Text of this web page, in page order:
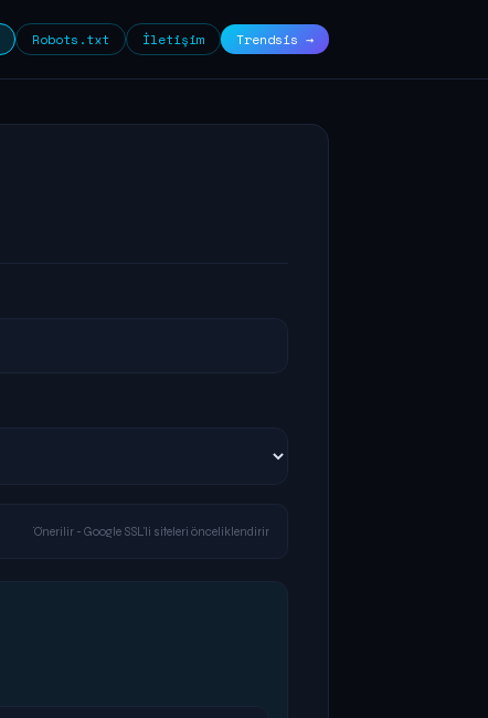
Robots.txt İletişim Trendsis →
Önerilir - Google SSL'li siteleri önceliklendirir